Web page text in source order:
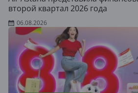
второй квартал 2026 года
06.08.2026